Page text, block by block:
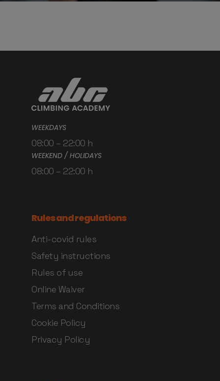
WEEKDAYS
08:00 – 22:00 h
WEEKEND / HOLIDAYS
08:00 – 22:00 h
Rules and regulations
Anti-covid rules
Safety instructions
Rules of use
Online Waiver
Terms and Conditions
Cookie Policy
Privacy Policy